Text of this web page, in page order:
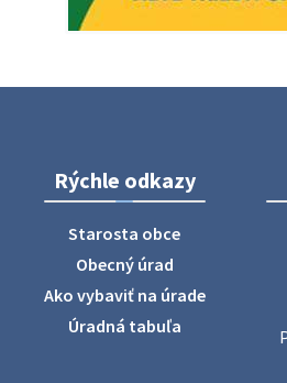
ZBER ŽELEZA
Obecný úrad oznamuje občanom,
sa v našej obci uskutoční zber
úradu budú od 8.00 hod.
železný odpad …
27. júla 2026 06:31
Rýchle odkazy
Starosta obce
Obecný úrad
Ako vybaviť na úrade
Úradná tabuľa